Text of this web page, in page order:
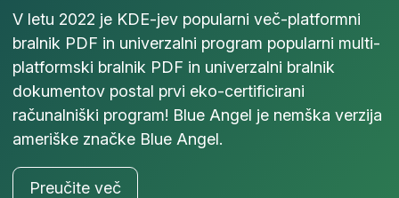
V letu 2022 je KDE-jev popularni več-platformni
bralnik PDF in univerzalni program popularni multi-
platformski bralnik PDF in univerzalni bralnik
dokumentov postal prvi eko-certificirani
računalniški program! Blue Angel je nemška verzija
ameriške značke Blue Angel.
Preučite več